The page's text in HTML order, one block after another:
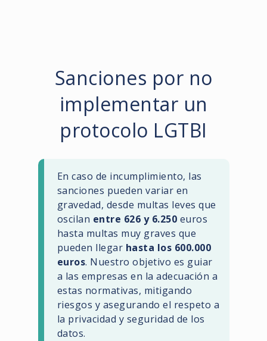
Sanciones por no
implementar un
protocolo LGTBI
En caso de incumplimiento, las
sanciones pueden variar en
gravedad, desde multas leves que
oscilan entre 626 y 6.250 euros
hasta multas muy graves que
pueden llegar hasta los 600.000
euros. Nuestro objetivo es guiar
a las empresas en la adecuación a
estas normativas, mitigando
riesgos y asegurando el respeto a
la privacidad y seguridad de los
datos.